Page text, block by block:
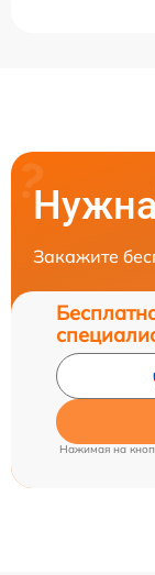
Закажите
Нажимая на